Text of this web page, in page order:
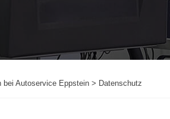
bei Autoservice Eppstein > Datenschutz